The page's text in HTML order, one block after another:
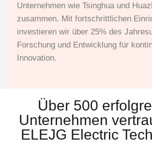
Unternehmen wie Tsinghua und
zusammen. Mit fortschrittlichen
investieren wir über 25% des
Forschung und Entwicklung für
Innovation.
Über 500
Unternehmen
ELEJG Electric